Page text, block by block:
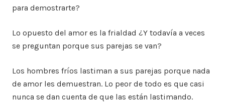
para demostrarte?
Lo opuesto del amor es la frialdad ¿Y todavía a veces
se preguntan porque sus parejas se van?
Los hombres fríos lastiman a sus parejas porque nada
de amor les demuestran. Lo peor de todo es que casi
nunca se dan cuenta de que las están lastimando.